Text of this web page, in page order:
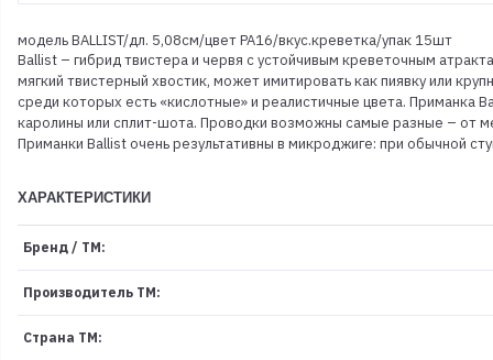
модель BALLIST/дл. 5,08см/цвет PA16/вкус.креветка/упак 15шт
Ballist – гибрид твистера и червя с устойчивым креветочным
мягкий твистерный хвостик, может имитировать как пиявку или
среди которых есть «кислотные» и реалистичные цвета. Приманка
каролины или сплит-шота. Проводки возможны самые разные – от
Приманки Ballist очень результативны в микроджиге: при обычной
ХАРАКТЕРИСТИКИ
Бренд / ТМ:
Производитель ТМ:
Страна ТМ: